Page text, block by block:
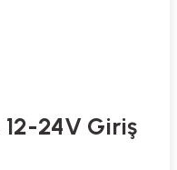
24V Giriş